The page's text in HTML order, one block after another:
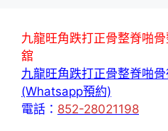
九龍旺角跌打正骨整脊啪
舘
九龍旺角跌打正骨整脊啪
(Whatsapp預約)
電話： 852-28021198